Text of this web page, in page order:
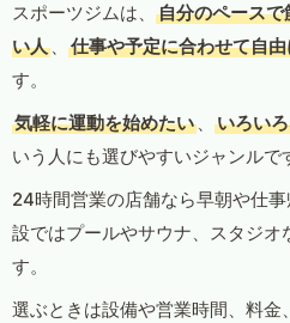
スポーツジムは、
自分のペース
い人 、 仕事や予定に合わせて自
す。
気軽に運動を始めたい 、 いろい
いう人にも選びやすいジャンルで
24時間営業の店舗なら早朝や仕
設ではプールやサウナ、スタジオ
す。
選ぶときは設備や営業時間、料